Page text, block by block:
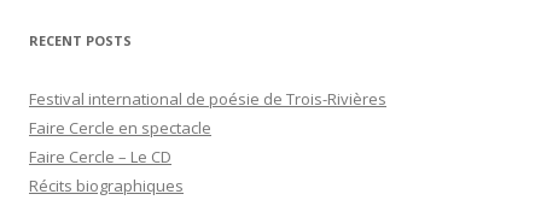
RECENT POSTS
Festival international de poésie de Trois-Rivières
Faire Cercle en spectacle
Faire Cercle – Le CD
Récits biographiques